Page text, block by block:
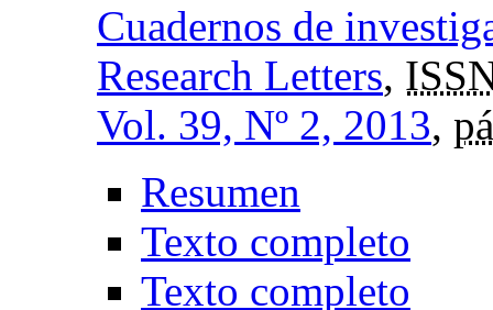
Cuadernos de
Research Letters,
Vol. 39, Nº 2, 2013,
Resumen
Texto completo
Texto completo